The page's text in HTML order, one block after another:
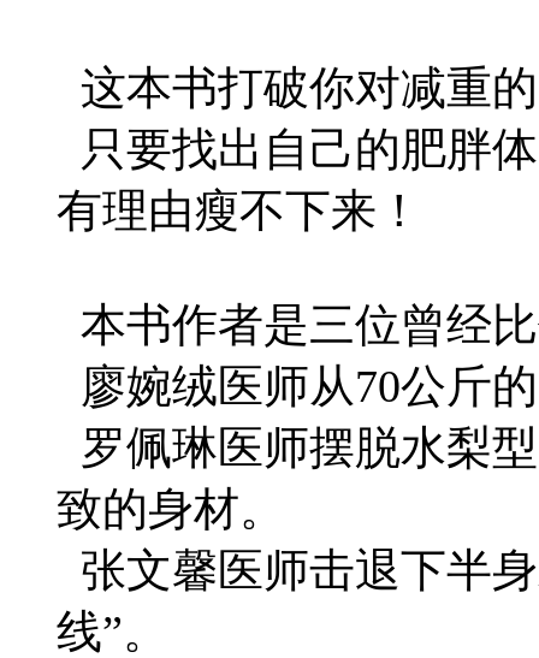
这本书打破你对减重
只要找出自己的肥胖
有理由瘦不下来！
本书作者是三位曾经
廖婉绒医师从70公斤
罗佩琳医师摆脱水梨
致的身材。
张文馨医师击退下半
线”。